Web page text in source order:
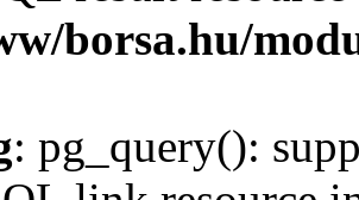
borsa.hu/
: pg_query():